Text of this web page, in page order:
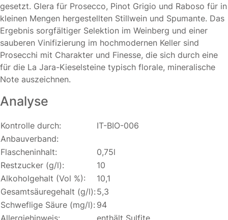
gesetzt. Glera für Prosecco, Pinot Grigio und Raboso für in
kleinen Mengen hergestellten Stillwein und Spumante. Das
Ergebnis sorgfältiger Selektion im Weinberg und einer
sauberen Vinifizierung im hochmodernen Keller sind
Prosecchi mit Charakter und Finesse, die sich durch eine
für die La Jara-Kieselsteine typisch florale, mineralische
Note auszeichnen.
Analyse
Kontrolle durch:
IT-BIO-006
Anbauverband:
Flascheninhalt:
0,75l
Restzucker (g/l):
10
Alkoholgehalt (Vol %):
10,1
Gesamtsäuregehalt (g/l):5,3
Schweflige Säure (mg/l): 94
Allergiehinweis:
enthält Sulfite